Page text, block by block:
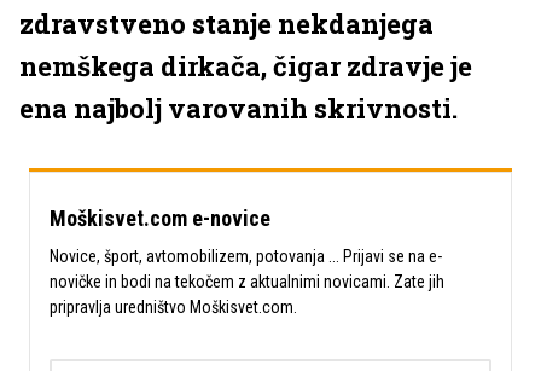
zdravstveno stanje nekdanjega
nemškega dirkača, čigar zdravje je
ena najbolj varovanih skrivnosti.
Moškisvet.com e-novice
Novice, šport, avtomobilizem, potovanja ... Prijavi se na e-
novičke in bodi na tekočem z aktualnimi novicami. Zate jih
pripravlja uredništvo Moškisvet.com.